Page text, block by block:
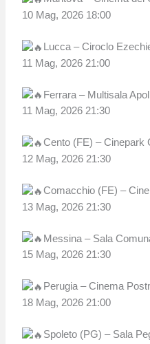
10 Mag, 2026 18:00
Lucca – Ciroclo
11 Mag, 2026 21:00
Ferrara – Multisala
11 Mag, 2026 21:30
Cento (FE) – Cinepark
12 Mag, 2026 21:30
Comacchio (FE) –
13 Mag, 2026 21:30
Messina – Sala
15 Mag, 2026 21:30
Perugia – Cinema
18 Mag, 2026 21:00
Spoleto (PG) – Sala